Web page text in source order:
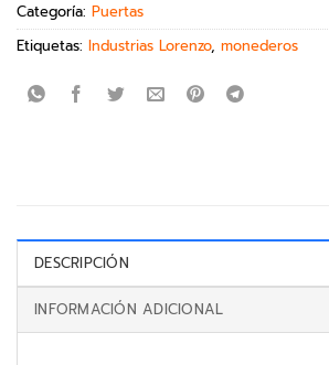
Categoría: Puertas
Etiquetas: Industrias Lorenzo, monederos
DESCRIPCIÓN
INFORMACIÓN ADICIONAL